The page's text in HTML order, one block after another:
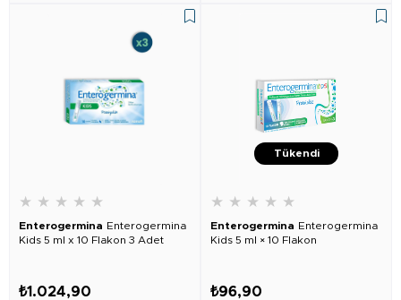
★ ★ ★ ★ ★
Enterogermina Enterogermina
Kids 5 ml x 10 Flakon 3 Adet
₺1.024,90
Tükendi
★ ★ ★ ★ ★
Enterogermina Enterogermina
Kids 5 ml × 10 Flakon
₺96,90